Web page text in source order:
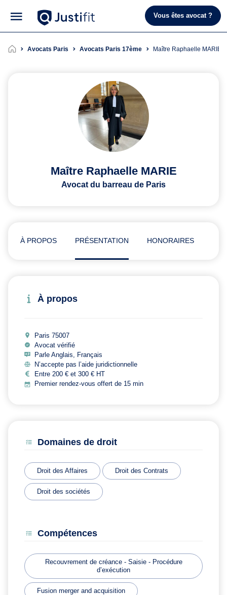
Vous êtes avocat ?
Avocats Paris Avocats Paris 17ème Maître Raphaelle MARIE
Maître Raphaelle MARIE
Avocat du barreau de Paris
À PROPOS PRÉSENTATION HONORAIRES
À propos
Paris 75007
Avocat vérifié
Parle Anglais, Français
N’accepte pas l’aide juridictionnelle
Entre 200 € et 300 € HT
Premier rendez-vous offert de 15 min
Domaines de droit
Droit des Affaires Droit des Contrats
Droit des sociétés
Compétences
Recouvrement de créance - Saisie - Procédure
d’exécution
Fusion merger and acquisition